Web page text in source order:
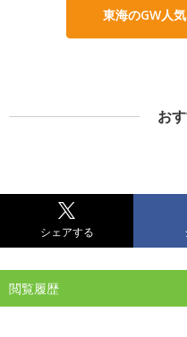
東海のGW人
お
シェアする
閲覧履歴